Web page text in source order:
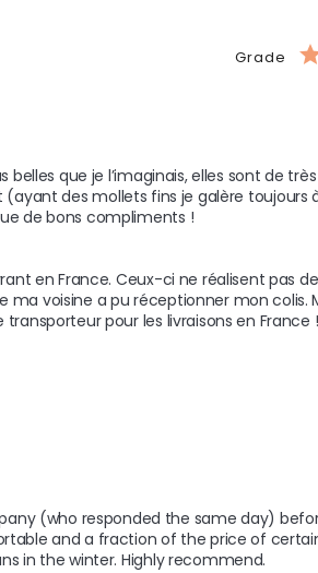
Grade
belles que je l’imaginais, elles sont de
des mollets fins je galère toujours
de bons compliments !
en France. Ceux-ci ne réalisent pas
ma voisine a pu réceptionner mon colis.
pour les livraisons en France !
(who responded the same day)
and a fraction of the price of
in the winter. Highly recommend.